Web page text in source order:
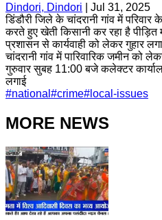
Dindori, Dindori
Jul 31, 2025
डिंडौरी जिले के चांदरानी गांव में
करते हुए खेती किसानी कर रहा है
प्रशासन से कार्यवाही को लेकर गुहार
चांदरानी गांव में पारिवारिक जमीन को
गुरुवार सुबह 11:00 बजे कलेक्टर
लगाई
#national #crime# local-issues
MORE NEWS